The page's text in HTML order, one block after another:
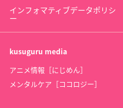
インフォマティブデータポリシ
ー
kusuguru media
アニメ情報［にじめん］
メンタルケア［ココロジー］